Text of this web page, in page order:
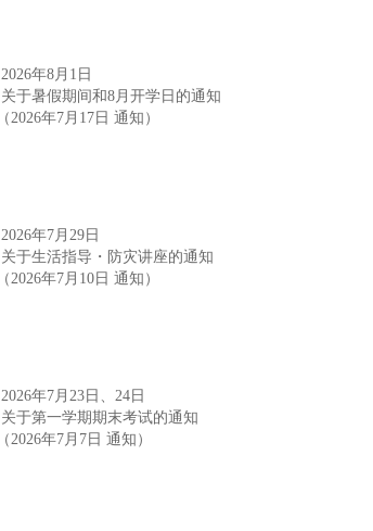
2026年8月1日
关于暑假期间和8月开学日的通知
（2026年7月17日 通知）
2026年7月29日
关于生活指导・防灾讲座的通知
（2026年7月10日 通知）
2026年7月23日、24日
关于第一学期期末考试的通知
（2026年7月7日 通知）